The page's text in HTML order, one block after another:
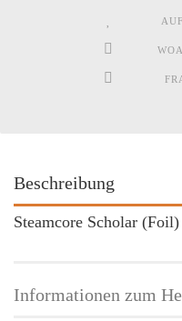
Beschreibung
Steamcore Scholar (Foil)
Informationen zum